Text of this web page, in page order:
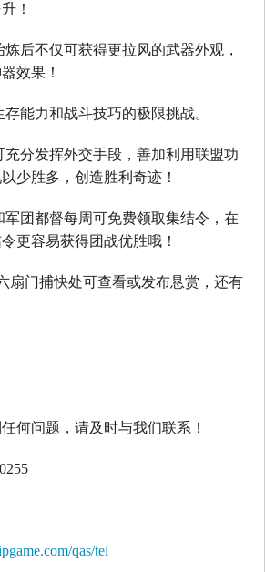
！
炼后不仅可获得更拉风的武器外观，
效果！
存能力和战斗技巧的极限挑战。
充分发挥外交手段，善加利用联盟功
少胜多，创造胜利奇迹！
军团都督每周可免费领取集结令，在
更容易获得团战优胜哦！
扇门捕快处可查看或发布悬赏，还有
何问题，请及时与我们联系！
qas/tel